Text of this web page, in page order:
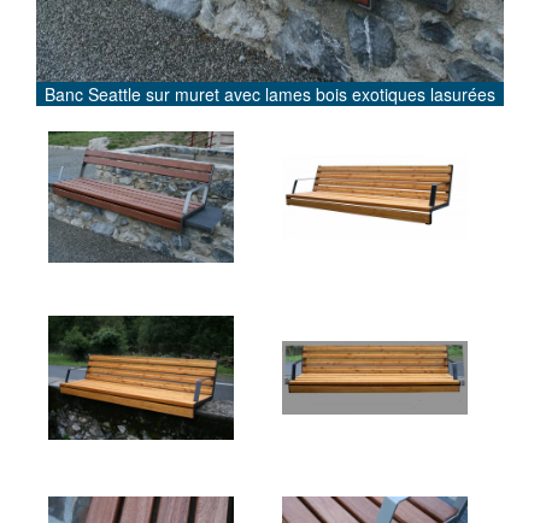
Banc Seattle sur muret avec lames bois exotiques lasurées